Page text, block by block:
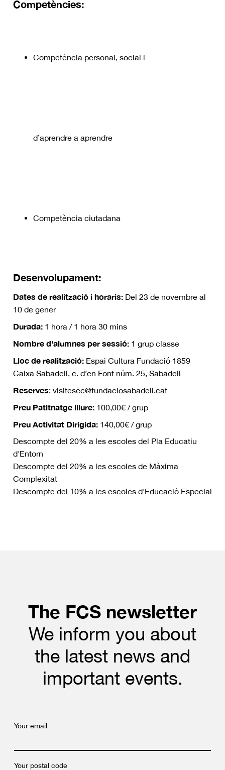
Competències:
Competència personal, social i
d’aprendre a aprendre
Competència ciutadana
Desenvolupament:
Dates de realització i horaris: Del 23 de novembre al
10 de gener
Durada: 1 hora / 1 hora 30 mins
Nombre d'alumnes per sessió: 1 grup classe
Lloc de realització: Espai Cultura Fundació 1859
Caixa Sabadell, c. d’en Font núm. 25, Sabadell
Reserves: visitesec@fundaciosabadell.cat
Preu Patitnatge lliure: 100,00€ / grup
Preu Activitat Dirigida: 140,00€ / grup
Descompte del 20% a les escoles del Pla Educatiu
d'Entorn
Descompte del 20% a les escoles de Màxima
Complexitat
Descompte del 10% a les escoles d'Educació Especial
The FCS newsletter
We inform you about
the latest news and
important events.
Your email
Your postal code